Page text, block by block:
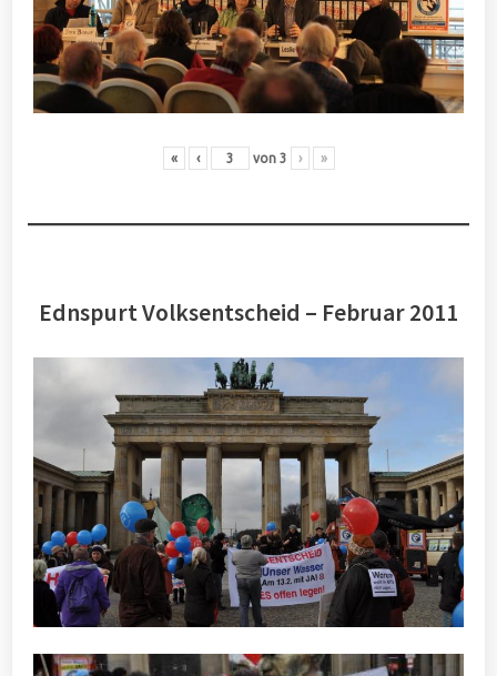
« ‹ von 3 › »
Ednspurt Volksentscheid – Februar 2011